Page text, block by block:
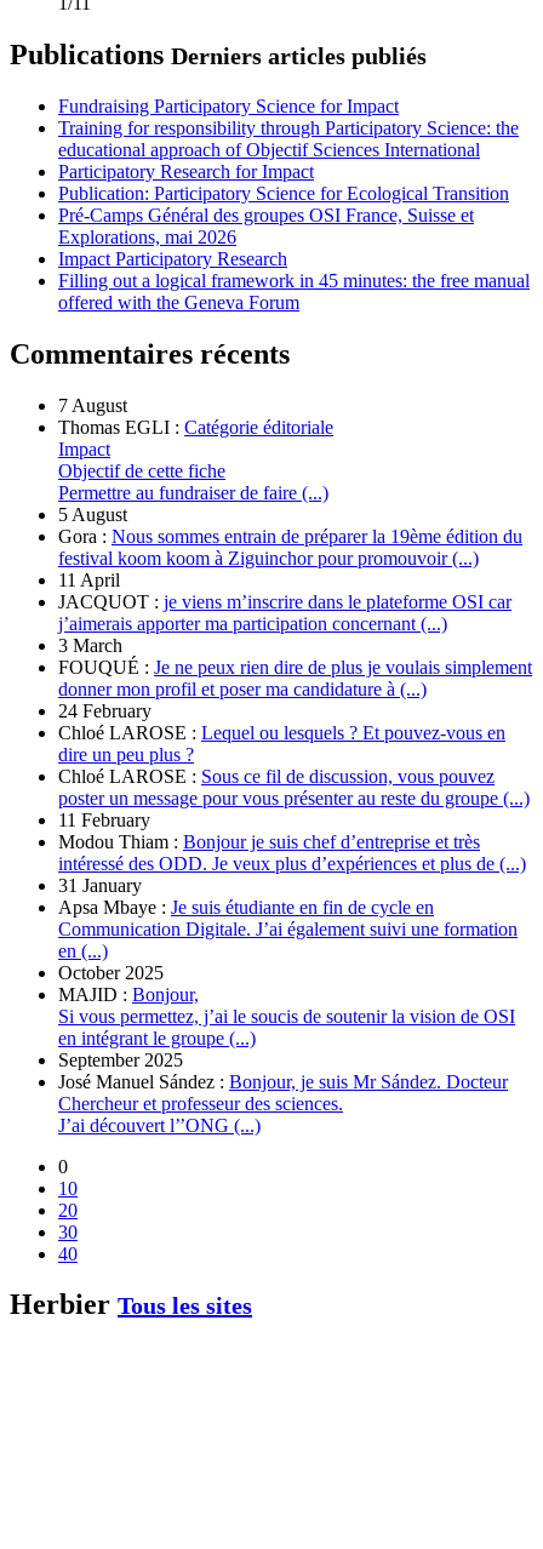
Publications Derniers articles publiés
Fundraising Participatory Science for Impact
Training for responsibility through Participatory Science: the
educational approach of Objectif Sciences International
Participatory Research for Impact
Publication: Participatory Science for Ecological Transition
Pré-Camps Général des groupes OSI France, Suisse et
Explorations, mai 2026
Impact Participatory Research
Filling out a logical framework in 45 minutes: the free manual
offered with the Geneva Forum
Commentaires récents
7 August
Thomas EGLI : Catégorie éditoriale
Impact
Objectif de cette fiche
Permettre au fundraiser de faire (...)
5 August
Gora : Nous sommes entrain de préparer la 19ème édition du
festival koom koom à Ziguinchor pour promouvoir (...)
11 April
JACQUOT : je viens m’inscrire dans le plateforme OSI car
j’aimerais apporter ma participation concernant (...)
3 March
FOUQUÉ : Je ne peux rien dire de plus je voulais simplement
donner mon profil et poser ma candidature à (...)
24 February
Chloé LAROSE : Lequel ou lesquels ? Et pouvez-vous en
dire un peu plus ?
Chloé LAROSE : Sous ce fil de discussion, vous pouvez
poster un message pour vous présenter au reste du groupe (...)
11 February
Modou Thiam : Bonjour je suis chef d’entreprise et très
intéressé des ODD. Je veux plus d’expériences et plus de (...)
31 January
Apsa Mbaye : Je suis étudiante en fin de cycle en
Communication Digitale. J’ai également suivi une formation
en (...)
October 2025
MAJID : Bonjour,
Si vous permettez, j’ai le soucis de soutenir la vision de OSI
en intégrant le groupe (...)
September 2025
José Manuel Sández : Bonjour, je suis Mr Sández. Docteur
Chercheur et professeur des sciences.
J’ai découvert l’’ONG (...)
0
10
20
30
40
Herbier Tous les sites